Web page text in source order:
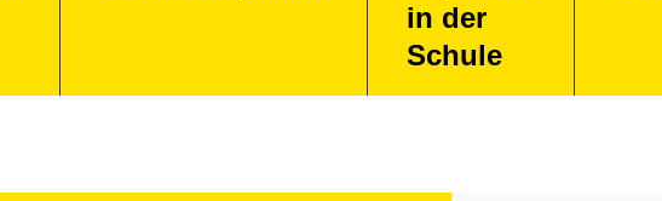
in der
Schule